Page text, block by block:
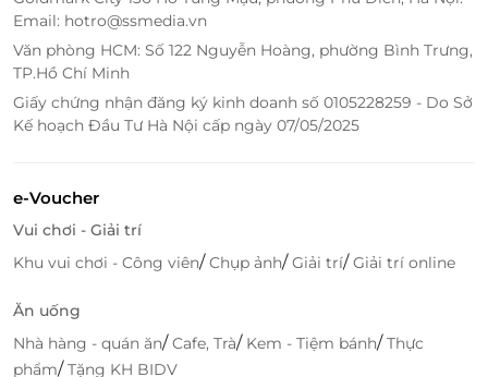
cho du khách hệ thống tiện ích chuẩn 4 sao, đáp
ứng mọi nhu cầu nghỉ ngơi, ẩm thực và giải trí:
Hồ bơi vô cực tầng 20:
hướng biển, hồ bơi tạo cảm giác “vô cực” giữa
mây trời và đại dương – nơi bạn có thể thả mình
Phòng gym hiện đại:
thích vận động, trung tâm thể dục được trang bị
đầy đủ máy móc và không gian thoáng mát
Maison Spa:
bạn có thể tận hưởng những liệu trình massage,
chăm sóc da chuyên sâu, giúp xua tan mệt mỏi
Email: hotro@ssmedia.vn
Văn phòng HCM: Số 122 Nguyễn Hoàng, phường Bình Trưng,
TP.Hồ Chí Minh
Giấy chứng nhận đăng ký kinh doanh số 0105228259 - Do Sở
Kế hoạch Đầu Tư Hà Nội cấp ngày 07/05/2025
e-Voucher
Vui chơi - Giải trí
Khu vui chơi - Công viên/Chụp ảnh/Giải trí/Giải trí online
Ăn uống
Nhà hàng - quán ăn/Cafe, Trà/ Kem - Tiệm bánh/Thực
phẩm/Tặng KH BIDV